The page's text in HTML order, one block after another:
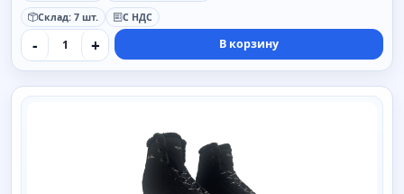
Склад: 7 шт.
С НДС
- + В корзину
SAIMAA